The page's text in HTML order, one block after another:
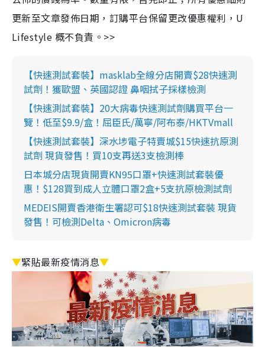
更新至文章發佈日期，訂購平台保留更改優惠權利，U
Lifestyle 概不負責。>>
【快速測試套裝】masklab全線分店開賣$28快速測
試劑！獲歐盟、英國認證 鼻咽拭子採樣檢測
【快速測試套裝】20大病毒快速測試劑購買平台一
覽！低至$9.9/盒！屈臣氏/萬寧/阿布泰/HKTVmall
【快速測試套裝】深水埗電子特賣城$15快速抗原測
試劑 現貨發售！買10支再送3支檢測棒
日本城分店現貨開賣KN95口罩+快速測試套裝優
惠！$128買到成人立體口罩2盒+5支抗原檢測試劑
MEDEIS開賣香港衛生署認可$18快速測試套裝 現貨
發售！可檢測Delta、Omicron病毒
▼緊貼最新疫情消息▼